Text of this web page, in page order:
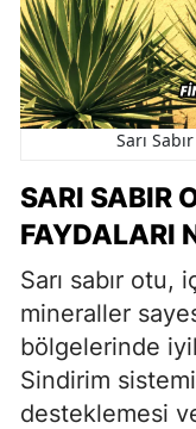
Sarı
SARI SABIR
FAYDALARI
Sarı sabır otu,
mineraller
bölgelerinde
Sindirim
desteklemesi